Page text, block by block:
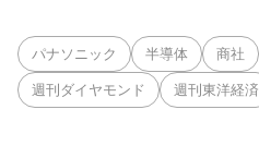
パナソニック 半導体 商社
週刊ダイヤモンド 週刊東洋経済